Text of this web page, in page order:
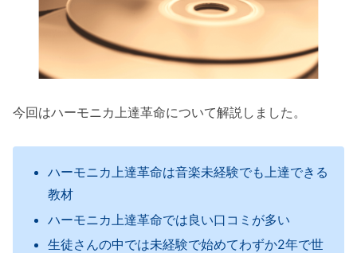
今回はハーモニカ上達革命について解説しました。
ハーモニカ上達革命は音楽未経験でも上達できる
教材
ハーモニカ上達革命では良い口コミが多い
生徒さんの中では未経験で始めてわずか2年で世